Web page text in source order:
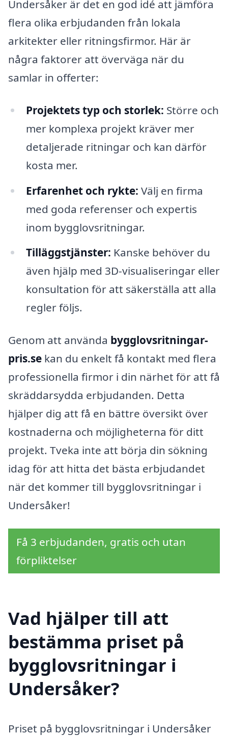
Undersåker är det en god idé att jämföra
flera olika erbjudanden från lokala
arkitekter eller ritningsfirmor. Här är
några faktorer att överväga när du
samlar in offerter:
Projektets typ och storlek: Större och
mer komplexa projekt kräver mer
detaljerade ritningar och kan därför
kosta mer.
Erfarenhet och rykte: Välj en firma
med goda referenser och expertis
inom bygglovsritningar.
Tilläggstjänster: Kanske behöver du
även hjälp med 3D-visualiseringar eller
konsultation för att säkerställa att alla
regler följs.
Genom att använda bygglovsritningar-
pris.se kan du enkelt få kontakt med flera
professionella firmor i din närhet för att få
skräddarsydda erbjudanden. Detta
hjälper dig att få en bättre översikt över
kostnaderna och möjligheterna för ditt
projekt. Tveka inte att börja din sökning
idag för att hitta det bästa erbjudandet
när det kommer till bygglovsritningar i
Undersåker!
Få 3 erbjudanden, gratis och utan
förpliktelser
Vad hjälper till att
bestämma priset på
bygglovsritningar i
Undersåker?
Priset på bygglovsritningar i Undersåker